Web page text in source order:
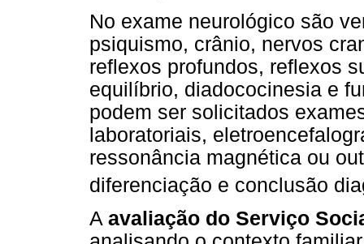
No exame neurológico são
psiquismo, crânio, nervos
reflexos profundos, reflexos
equilíbrio, diadococinesia e
podem ser solicitados
laboratoriais,
ressonância magnética ou
diferenciação e conclusão
A avaliação do Serviço